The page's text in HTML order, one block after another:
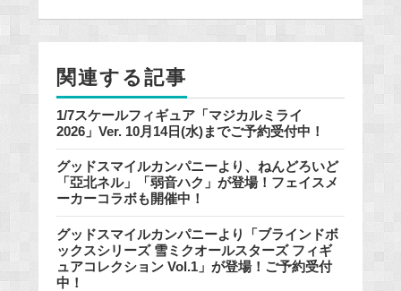
o
o
関連する記事
1/7スケールフィギュア「マジカルミライ
2026」Ver. 10月14日(水)までご予約受付中！
グッドスマイルカンパニーより、ねんどろいど
「亞北ネル」「弱音ハク」が登場！フェイスメ
ーカーコラボも開催中！
グッドスマイルカンパニーより「ブラインドボ
ックスシリーズ 雪ミクオールスターズ フィギ
ュアコレクション Vol.1」が登場！ご予約受付
中！